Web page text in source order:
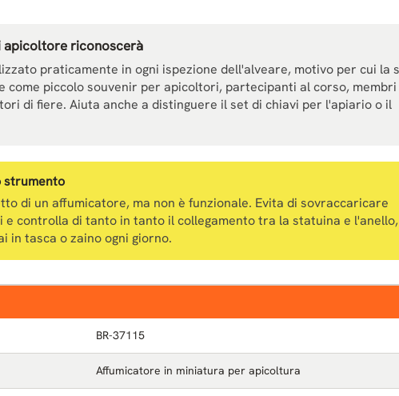
apicoltore riconoscerà
praticamente in ogni ispezione dell'alveare, motivo per cui la
come piccolo souvenir per apicoltori, partecipanti al corso, membri
di fiere. Aiuta anche a distinguere il set di chiavi per l'apiario o il
strumento
di un affumicatore, ma non è funzionale. Evita di sovraccaricare
e controlla di tanto in tanto il collegamento tra la statuina e l'anello,
tasca o zaino ogni giorno.
BR-37115
Affumicatore in miniatura per apicoltura